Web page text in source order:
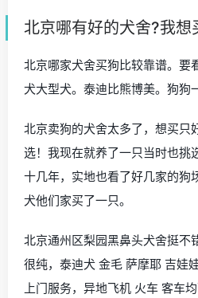
北京哪有好的犬舍?我想
北京哪家犬舍买狗比较靠谱。要
犬大型犬。泰迪比熊博美。狗狗
北京卖狗的犬舍太多了，想买只
选！我现在就养了一只当时也挑
十几年，实地也看了好几家的狗
犬他们家买了一只。
北京通州区梨园黑鼻头犬舍挺不
很纯，泰迪犬 金毛 萨摩耶 吉娃
上门服务，异地飞机 火车 客车